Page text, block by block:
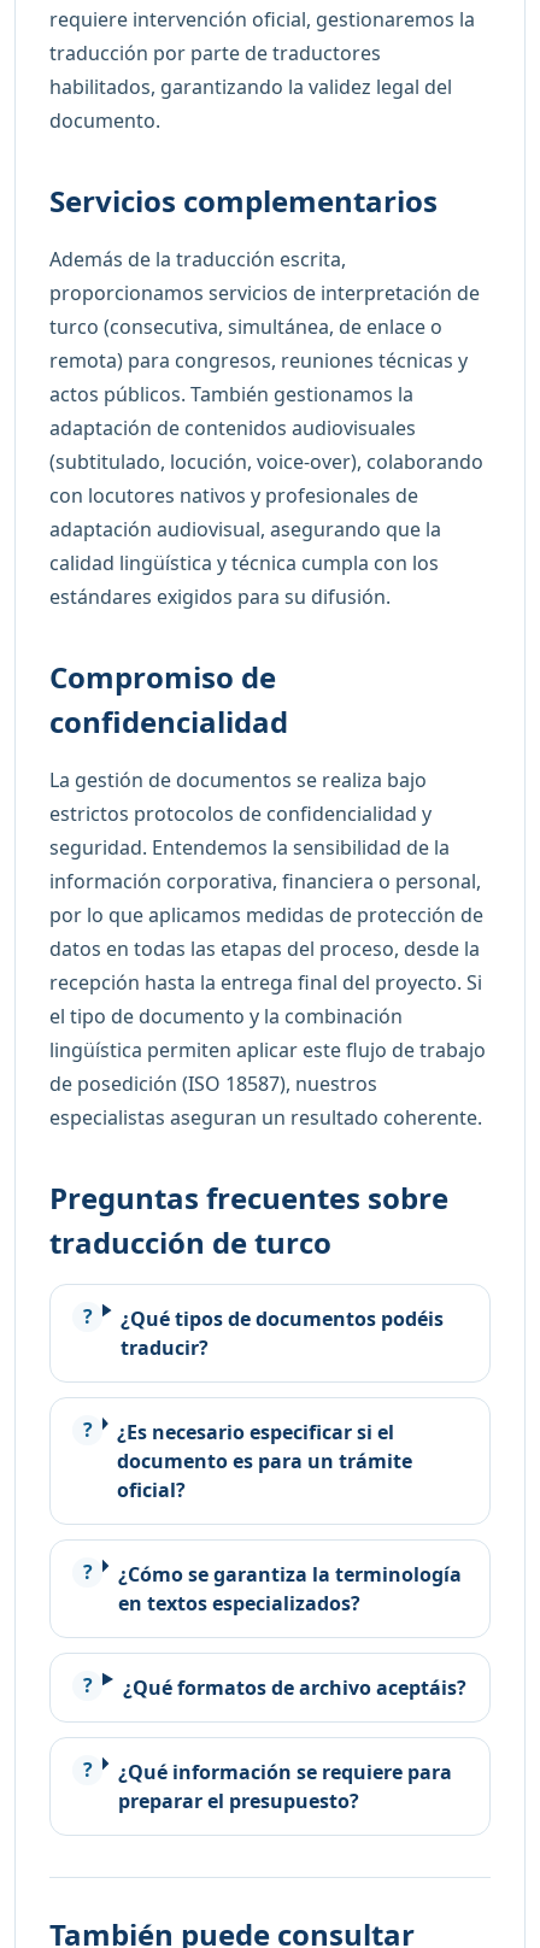
requiere intervención oficial, gestionaremos la
traducción por parte de traductores
habilitados, garantizando la validez legal del
documento.
Servicios complementarios
Además de la traducción escrita,
proporcionamos servicios de interpretación de
turco (consecutiva, simultánea, de enlace o
remota) para congresos, reuniones técnicas y
actos públicos. También gestionamos la
adaptación de contenidos audiovisuales
(subtitulado, locución, voice-over), colaborando
con locutores nativos y profesionales de
adaptación audiovisual, asegurando que la
calidad lingüística y técnica cumpla con los
estándares exigidos para su difusión.
Compromiso de
confidencialidad
La gestión de documentos se realiza bajo
estrictos protocolos de confidencialidad y
seguridad. Entendemos la sensibilidad de la
información corporativa, financiera o personal,
por lo que aplicamos medidas de protección de
datos en todas las etapas del proceso, desde la
recepción hasta la entrega final del proyecto. Si
el tipo de documento y la combinación
lingüística permiten aplicar este flujo de trabajo
de posedición (ISO 18587), nuestros
especialistas aseguran un resultado coherente.
Preguntas frecuentes sobre
traducción de turco
¿Qué tipos de documentos podéis
traducir?
¿Es necesario especificar si el
documento es para un trámite
oficial?
¿Cómo se garantiza la terminología
en textos especializados?
¿Qué formatos de archivo aceptáis?
¿Qué información se requiere para
preparar el presupuesto?
También puede consultar